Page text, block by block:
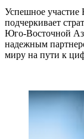
Успешное
подчеркивает
Юго-Восточной
надежным
миру на пути к